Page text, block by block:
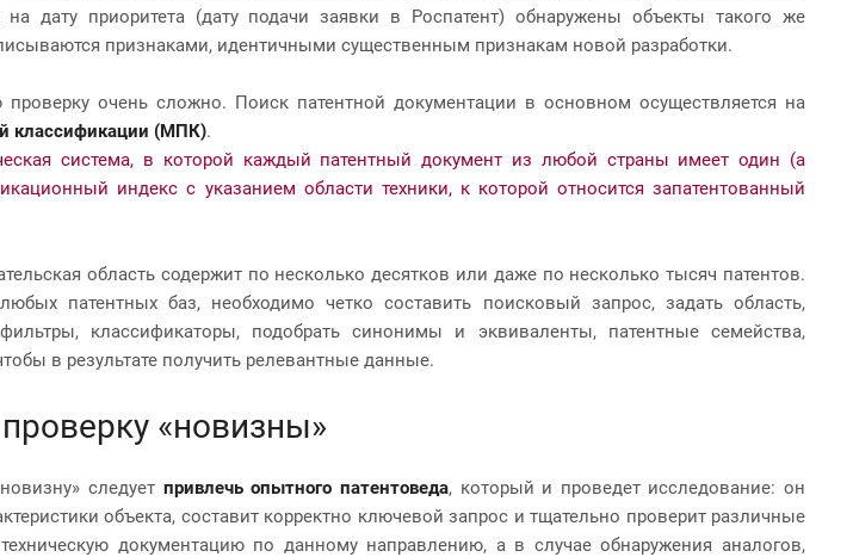
на дату приоритета (дату подачи заявки в Роспатент) обнаружены объекты такого же
признаками, идентичными существенным признакам новой разработки.
проверку очень сложно. Поиск патентной документации в основном осуществляется на
классификации (МПК).
система, в которой каждый патентный документ из любой страны имеет один (а
индекс с указанием области техники, к которой относится запатентованный
область содержит по несколько десятков или даже по несколько тысяч патентов.
патентных баз, необходимо четко составить поисковый запрос, задать область,
классификаторы, подобрать синонимы и эквиваленты, патентные семейства,
в результате получить релевантные данные.
«новизны»
следует привлечь опытного патентоведа, который и проведет исследование: он
объекта, составит корректно ключевой запрос и тщательно проверит различные
документацию по данному направлению, а в случае обнаружения аналогов,